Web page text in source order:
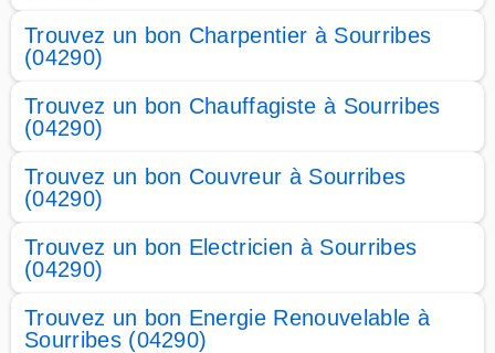
Trouvez un bon Charpentier à Sourribes
(04290)
Trouvez un bon Chauffagiste à Sourribes
(04290)
Trouvez un bon Couvreur à Sourribes
(04290)
Trouvez un bon Electricien à Sourribes
(04290)
Trouvez un bon Energie Renouvelable à
Sourribes (04290)